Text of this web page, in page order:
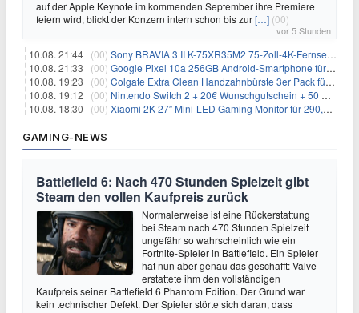
auf der Apple Keynote im kommenden September ihre Premiere
feiern wird, blickt der Konzern intern schon bis zur[…] (00)
vor 5 Stunden
10.08. 21:44 | (00) Sony BRAVIA 3 II K-75XR35M2 75-Zoll-4K-Fernseher für 1359€
10.08. 21:33 | (00) Google Pixel 10a 256GB Android-Smartphone für 449€
10.08. 19:23 | (00) Colgate Extra Clean Handzahnbürste 3er Pack für 1,25€
10.08. 19:12 | (00) Nintendo Switch 2 + 20€ Wunschgutschein + 50 GB 5G + Alles-Flat im Vodafone-Netz für 19,99€/Monat – eff. 1,03€/Monat
10.08. 18:30 | (00) Xiaomi 2K 27″ Mini-LED Gaming Monitor für 290,85€ – 180Hz, HDR1000
GAMING-NEWS
Battlefield 6: Nach 470 Stunden Spielzeit gibt
Steam den vollen Kaufpreis zurück
Normalerweise ist eine Rückerstattung
bei Steam nach 470 Stunden Spielzeit
ungefähr so wahrscheinlich wie ein
Fortnite-Spieler in Battlefield. Ein Spieler
hat nun aber genau das geschafft: Valve
erstattete ihm den vollständigen
Kaufpreis seiner Battlefield 6 Phantom Edition. Der Grund war
kein technischer Defekt. Der Spieler störte sich daran, dass